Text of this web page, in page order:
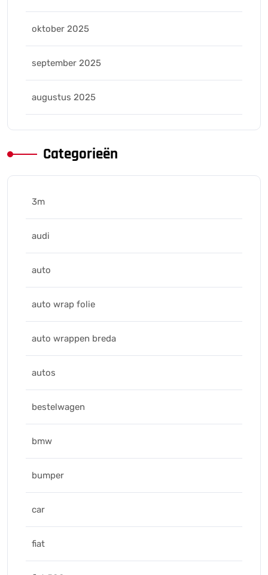
oktober 2025
september 2025
augustus 2025
Categorieën
3m
audi
auto
auto wrap folie
auto wrappen breda
autos
bestelwagen
bmw
bumper
car
fiat